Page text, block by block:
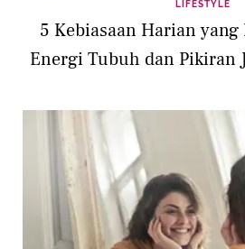
LIFESTYLE
5 Kebiasaan Harian yang
Energi Tubuh dan Pikiran